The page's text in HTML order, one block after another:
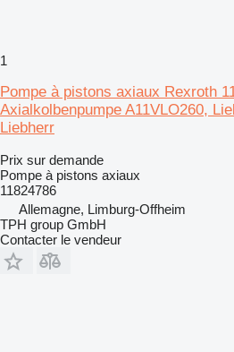
1
Pompe à pistons axiaux Rexroth
Axialkolbenpumpe A11VLO260,
Liebherr
Prix sur demande
Pompe à pistons axiaux
11824786
Allemagne, Limburg-Offheim
TPH group GmbH
Contacter le vendeur